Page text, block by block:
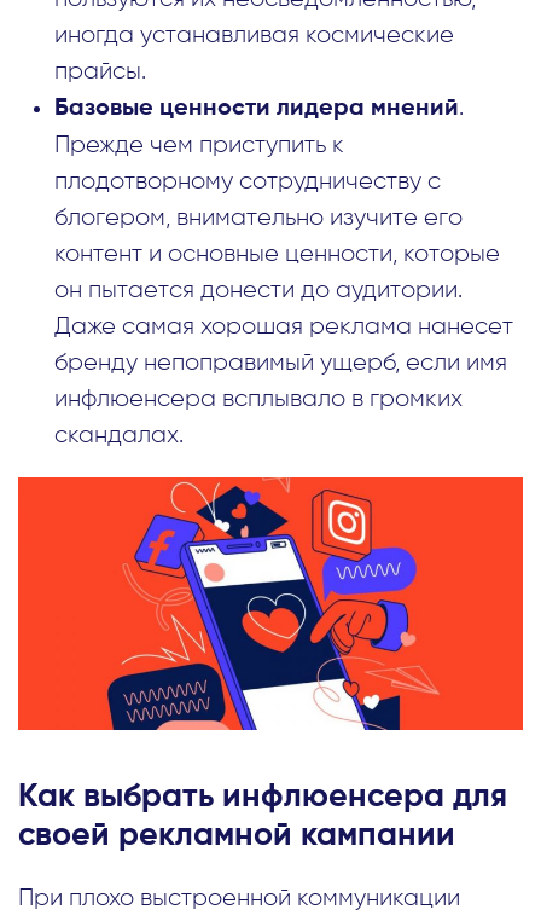
иногда устанавливая космические
прайсы.
Базовые ценности лидера мнений.
Прежде чем приступить к
плодотворному сотрудничеству с
блогером, внимательно изучите его
контент и основные ценности, которые
он пытается донести до аудитории.
Даже самая хорошая реклама нанесет
бренду непоправимый ущерб, если имя
инфлюенсера всплывало в громких
скандалах.
Как выбрать инфлюенсера для
своей рекламной кампании
При плохо выстроенной коммуникации